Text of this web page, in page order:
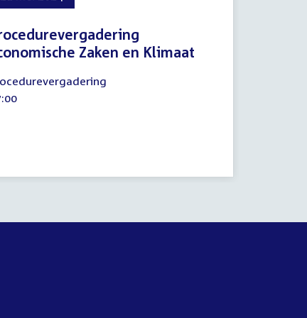
Zaken en Klimaat